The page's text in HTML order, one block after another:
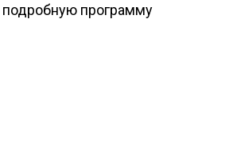
подробную программу